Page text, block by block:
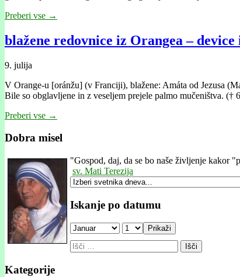
Preberi vse →
blažene redovnice iz Orangea – device
9. julija
V Orange-u [oránžu] (v Franciji), blažene: Amáta od Jezusa
Bile so obglavljene in z veseljem prejele palmo mučeništva. (†
Preberi vse →
Dobra misel
"Gospod, daj, da se bo naše življenje kakor
sv. Mati Terezija
Iskanje po datumu
Prikaži
Išči:
Kategorije